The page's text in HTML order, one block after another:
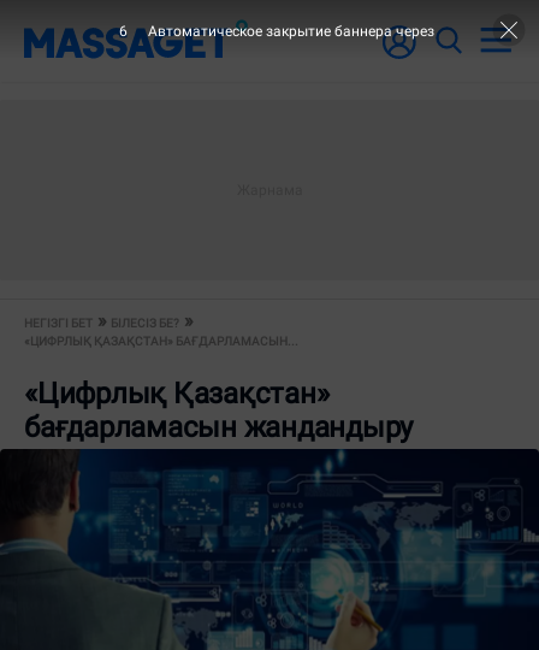
НЕГІЗГІ БЕТ
БІЛЕСІЗ БЕ?
«ЦИФРЛЫҚ ҚАЗАҚСТАН» БАҒДАРЛАМАСЫН...
«Цифрлық Қазақстан»
бағдарламасын жандандыру
6 Автоматическое закрытие баннера через